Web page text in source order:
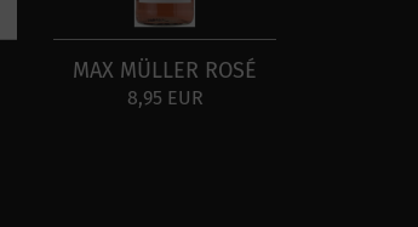
MAX MÜLLER ROSÉ
8,95 EUR